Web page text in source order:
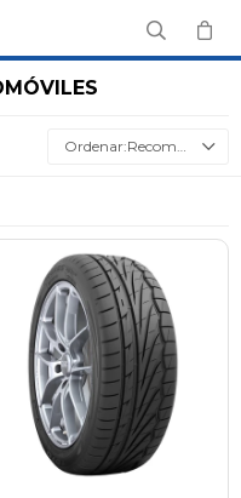
Recomendados